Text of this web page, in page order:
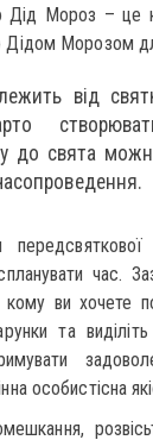
Дід Мороз – це
Дідом Морозом
від
до свята
час.
ви хочете
та
особистісна